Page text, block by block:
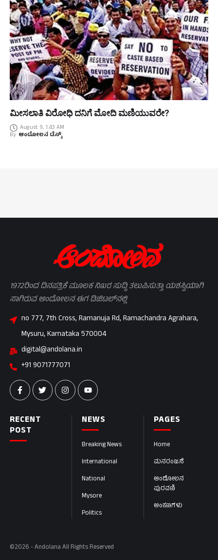
ಮೀಸಲಾತಿ ವಿರೋಧಿ ದನಿಗೆ ಮೋದಿ ಮಣಿಯುವರೇ?
August 9, 1:43 AM
By ಆಂದೋಲನ ಡೆಸ್ಕ್
PAGES
Home
ಮನರಂಜನೆ
ಆಂದೋಲನ
ಪುರವಣಿ
ಅಂಕಣಗಳು
NEWS
Breaking News
International
National
Mysore
Politics
RECENT
POST
1972ರಿಂದ ದಿನಪತ್ರಿಕೆ ಮೂಲಕ ನಿಖರ ಸುದ್ದಿ ತಲುಪಿಸುತ್ತಾ ಯಶಸ್ವಿಯಾಗಿ
ಸಾಗಿರುವ ಆಂದೋಲನ ಈಗ ಡಿಜಿಟಲ್‌ನಲ್ಲಿ
no 777, 7th Cross, Ramanuja Rd, Ramachandra Agrahara,
Mysuru, Karnataka 570004
digital@andolana.in
+91 9071777071
©2026 - Andolana All Rights Reserved